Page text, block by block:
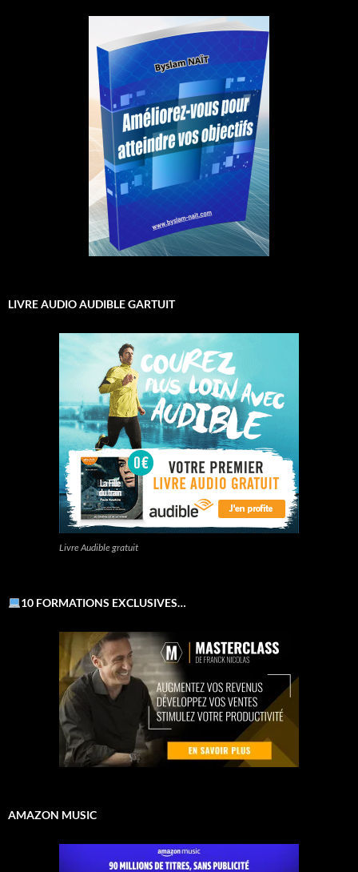
LIVRE AUDIO AUDIBLE GARTUIT
Livre Audible gratuit
10 FORMATIONS EXCLUSIVES…
AMAZON MUSIC